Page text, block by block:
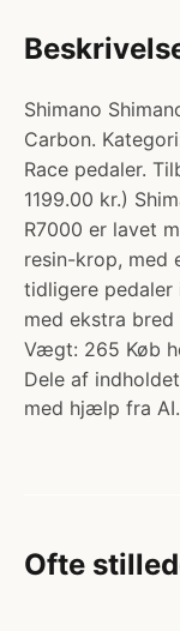
Shimano
Carbon.
Race pedaler.
1199.00 kr.)
R7000 er lavet
resin-krop, med
tidligere pedaler
med ekstra
Vægt: 265 Køb
Dele af
med hjælp fra AI.
Ofte